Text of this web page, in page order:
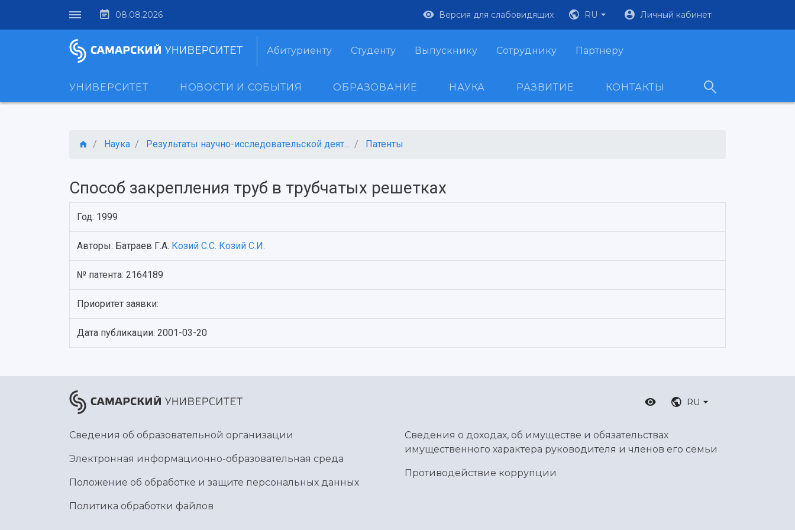
08.08.2026 Версия для слабовидящих RU Личный кабинет
Абитуриенту Студенту Выпускнику Сотруднику Партнеру
УНИВЕРСИТЕТ НОВОСТИ И СОБЫТИЯ ОБРАЗОВАНИЕ НАУКА РАЗВИТИЕ КОНТАКТЫ
Наука Результаты научно-исследовательской деят... Патенты
Способ закрепления труб в трубчатых решетках
Год: 1999
Авторы: Батраев Г.А. Козий С.С. Козий С.И.
№ патента: 2164189
Приоритет заявки:
Дата публикации: 2001-03-20
RU
Сведения об образовательной организации
Электронная информационно-образовательная среда
Положение об обработке и защите персональных данных
Политика обработки файлов
Сведения о доходах, об имуществе и обязательствах
имущественного характера руководителя и членов его семьи
Противодействие коррупции